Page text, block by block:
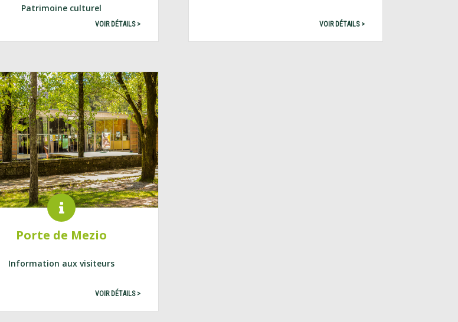
Patrimoine culturel
VOIR DÉTAILS > VOIR DÉTAILS >
Porte de Mezio
Information aux visiteurs
VOIR DÉTAILS >